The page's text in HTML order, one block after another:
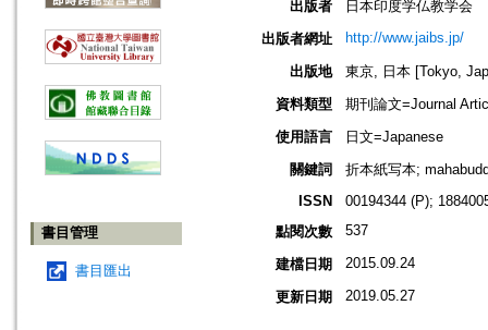
書目管理
書目匯出
出版者
日本印度学仏教学会
出版者網址
http://www.jaibs.jp/
出版地
東京, 日本 [Tokyo,
資料類型
期刊論文=Journal
使用語言
日文=Japanese
關鍵詞
折本紙写本;
ISSN
00194344 (P);
點閱次數
537
建檔日期 2015.09.24
更新日期 2019.05.27